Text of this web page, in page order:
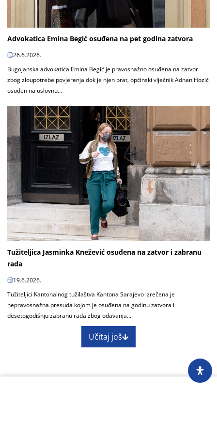
Advokatica Emina Begić osuđena na pet godina zatvora
26.6.2026.
Bugojanska advokatica Emina Begić je pravosnažno osuđena na zatvor
zbog zloupotrebe povjerenja dok je njen brat, općinski vijećnik Adnan Hozić
osuđen na uslovnu...
Tužiteljica Jasminka Knežević osuđena na zatvor i zabranu
rada
19.6.2026.
Tužiteljici Kantonalnog tužilaštva Kantona Sarajevo izrečena je
nepravosnažna presuda kojom je osuđena na godinu zatvora i
desetogodišnju zabranu rada zbog odavanja...
Učitaj još